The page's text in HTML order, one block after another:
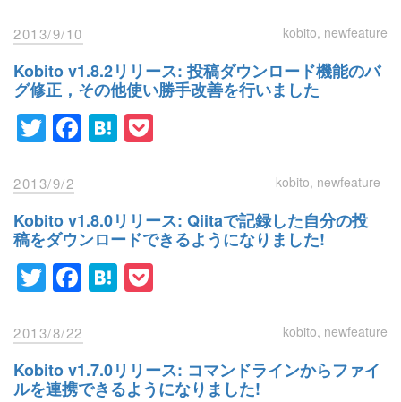
2013/9/10 kobito newfeature
Kobito v1.8.2リリース: 投稿ダウンロード機能のバ
グ修正，その他使い勝手改善を行いました
Twitter
Facebook
Hatena
2013/9/2 kobito newfeature
Kobito v1.8.0リリース: Qiitaで記録した自分の投
稿をダウンロードできるようになりました!
Twitter
Facebook
Hatena
2013/8/22 kobito newfeature
Kobito v1.7.0リリース: コマンドラインからファイ
ルを連携できるようになりました!